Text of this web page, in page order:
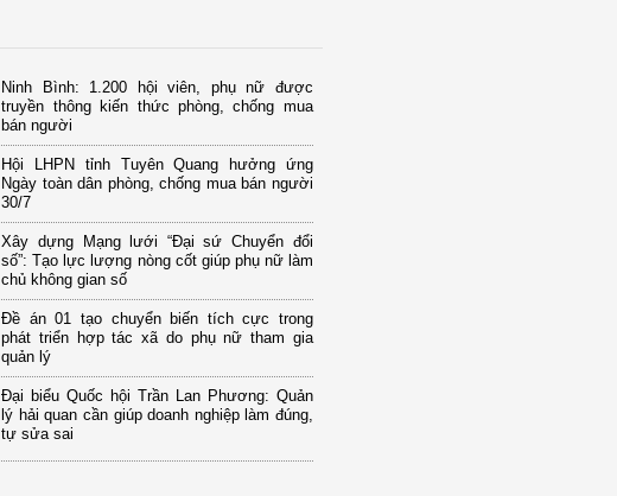
Ninh Bình: 1.200 hội viên, phụ nữ được
truyền thông kiến thức phòng, chống mua
bán người
Hội LHPN tỉnh Tuyên Quang hưởng ứng
Ngày toàn dân phòng, chống mua bán người
30/7
Xây dựng Mạng lưới “Đại sứ Chuyển đổi
số”: Tạo lực lượng nòng cốt giúp phụ nữ làm
chủ không gian số
Đề án 01 tạo chuyển biến tích cực trong
phát triển hợp tác xã do phụ nữ tham gia
quản lý
Đại biểu Quốc hội Trần Lan Phương: Quản
lý hải quan cần giúp doanh nghiệp làm đúng,
tự sửa sai